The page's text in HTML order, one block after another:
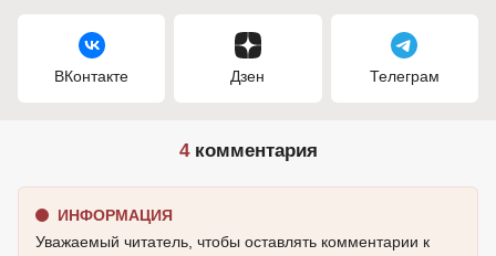
ВКонтакте Дзен Телеграм
4комментария
ИНФОРМАЦИЯ
Уважаемый читатель, чтобы оставлять комментарии к